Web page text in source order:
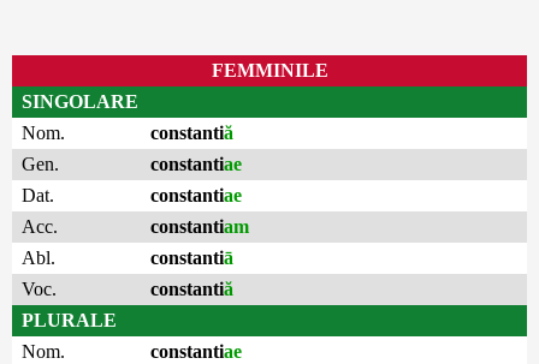
FEMMINILE
SINGOLARE
Nom.
constantiă
Gen.
constantiae
Dat.
constantiae
Acc.
constantiam
Abl.
constantiā
Voc.
constantiă
PLURALE
Nom.
constantiae